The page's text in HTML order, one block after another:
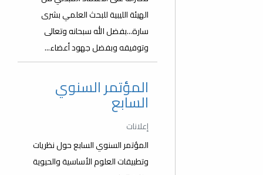
المؤتمر السنوي السابع حول نظريات
وتطبيقات العلوم الأساسية والحيوية